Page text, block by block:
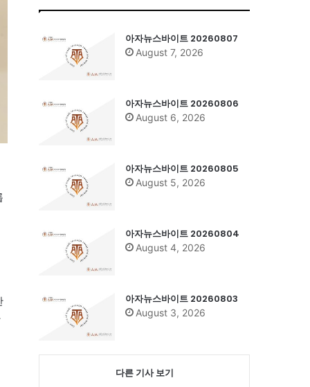
아자뉴스바이트 20260807
August 7, 2026
아자뉴스바이트 20260806
August 6, 2026
아자뉴스바이트 20260805
August 5, 2026
아자뉴스바이트 20260804
August 4, 2026
아자뉴스바이트 20260803
August 3, 2026
다른 기사 보기